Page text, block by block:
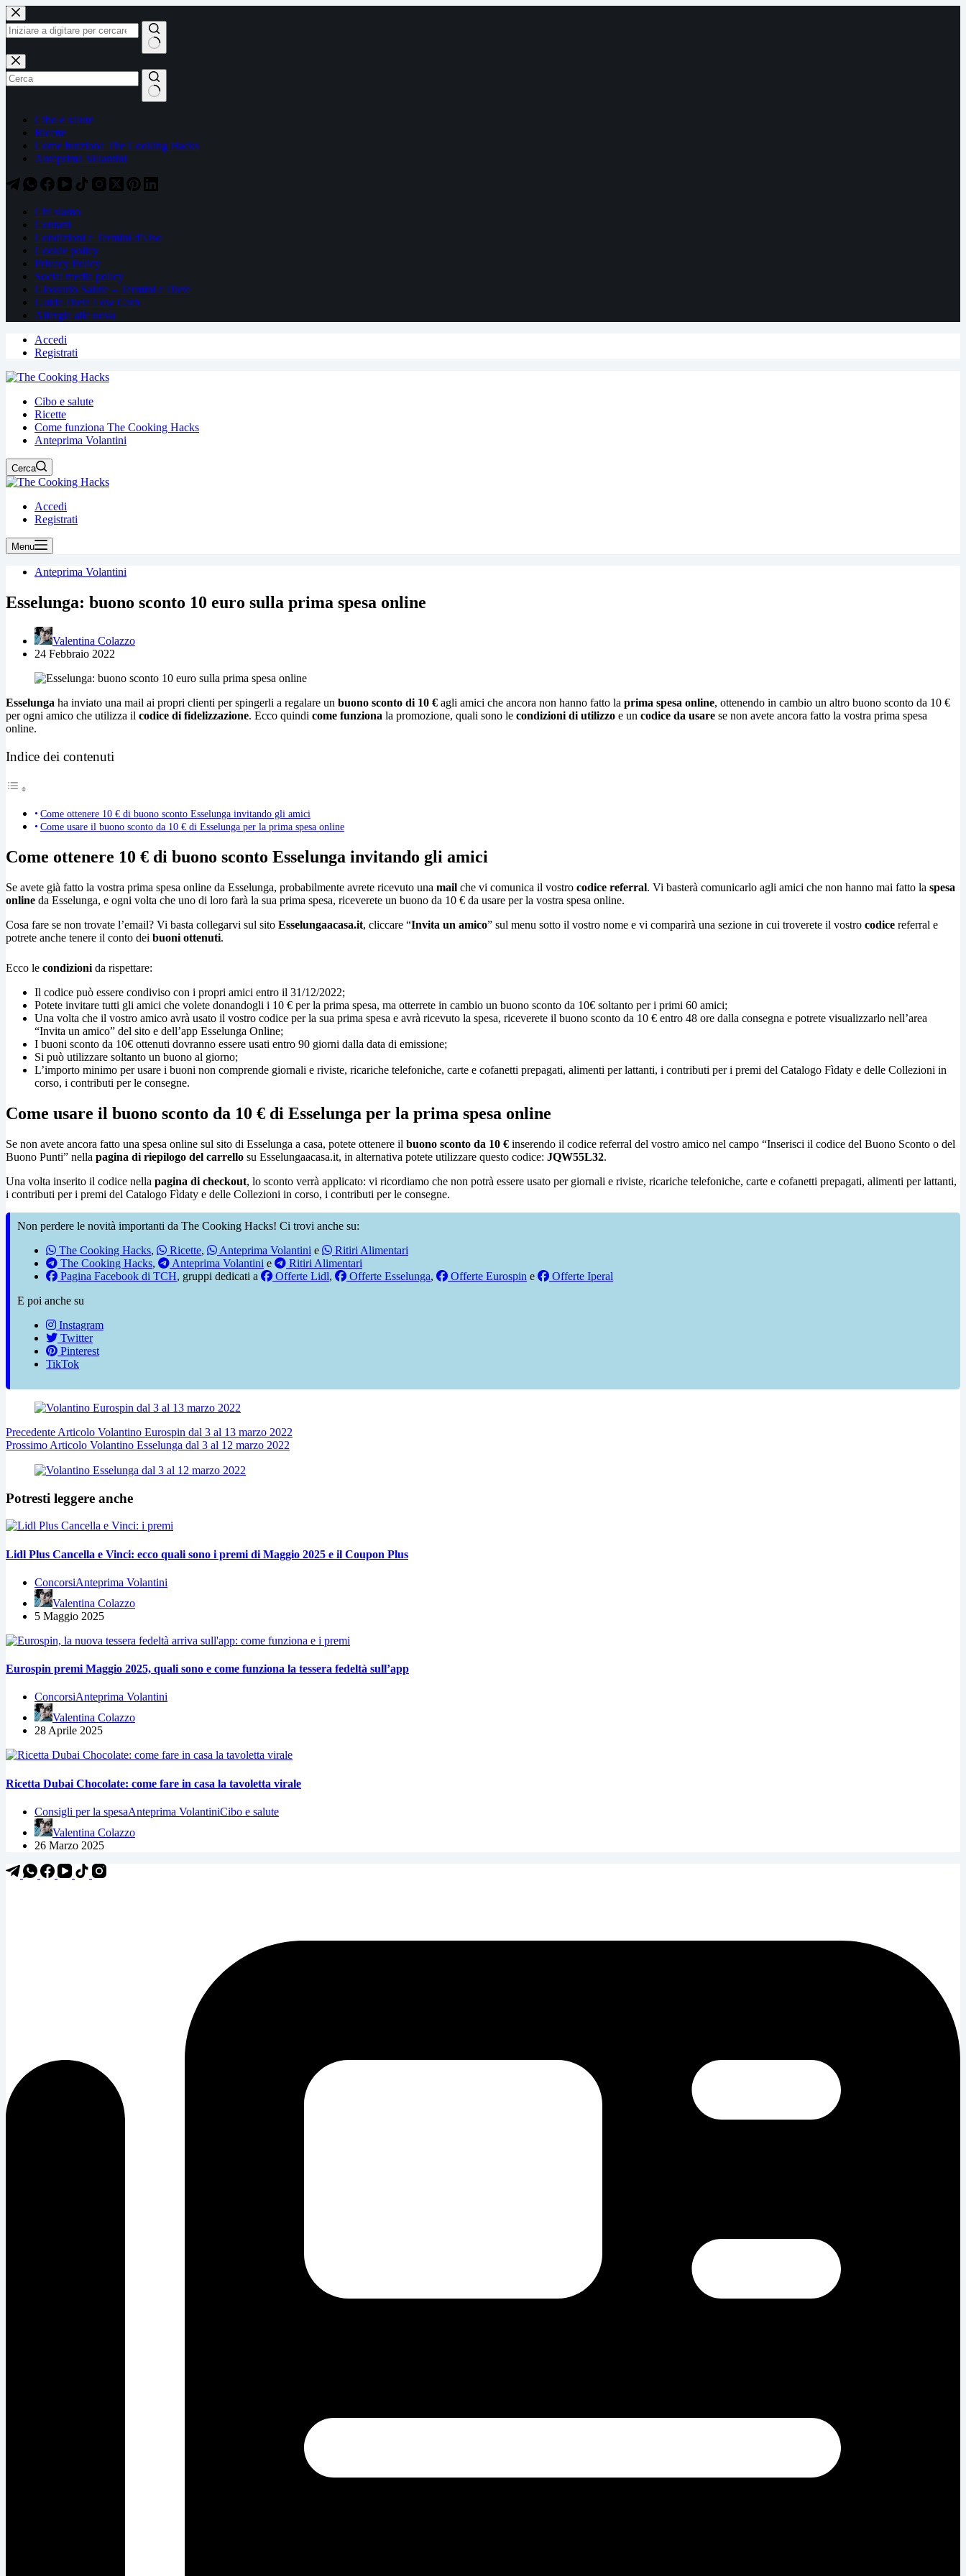
Salta
al
contenuto
Salta
al
contenuto
Nessun
risultato
Cibo e salute
Ricette
Come funziona The Cooking Hacks
Anteprima Volantini
Chi siamo
Contatti
Condizioni e Termini d’Uso
Cookie policy
Privacy Policy
Social media policy
Glossario Salute – Termini e Diete
Guida Dieta Low Carb
Allergia alle uova
Accedi
Registrati
Cibo e salute
Ricette
Come funziona The Cooking Hacks
Anteprima Volantini
Cerca
Accedi
Registrati
Menu
Anteprima Volantini
Esselunga: buono sconto 10 euro sulla prima spesa online
Valentina Colazzo
24 Febbraio 2022
Esselunga ha inviato una mail ai propri clienti per spingerli a regalare un buono sconto di 10 € agli amici che ancora non hanno fatto la prima spesa online, ottenendo in cambio un altro buono sconto da 10 €
per ogni amico che utilizza il codice di fidelizzazione. Ecco quindi come funziona la promozione, quali sono le condizioni di utilizzo e un codice da usare se non avete ancora fatto la vostra prima spesa
online.
Indice dei contenuti
Come ottenere 10 € di buono sconto Esselunga invitando gli amici
Come usare il buono sconto da 10 € di Esselunga per la prima spesa online
Come ottenere 10 € di buono sconto Esselunga invitando gli amici
Se avete già fatto la vostra prima spesa online da Esselunga, probabilmente avrete ricevuto una mail che vi comunica il vostro codice referral. Vi basterà comunicarlo agli amici che non hanno mai fatto la spesa
online da Esselunga, e ogni volta che uno di loro farà la sua prima spesa, riceverete un buono da 10 € da usare per la vostra spesa online.
Cosa fare se non trovate l’email? Vi basta collegarvi sul sito Esselungaacasa.it, cliccare “Invita un amico” sul menu sotto il vostro nome e vi comparirà una sezione in cui troverete il vostro codice referral e
potrete anche tenere il conto dei buoni ottenuti.
Ecco le condizioni da rispettare:
Il codice può essere condiviso con i propri amici entro il 31/12/2022;
Potete invitare tutti gli amici che volete donandogli i 10 € per la prima spesa, ma otterrete in cambio un buono sconto da 10€ soltanto per i primi 60 amici;
Una volta che il vostro amico avrà usato il vostro codice per la sua prima spesa e avrà ricevuto la spesa, riceverete il buono sconto da 10 € entro 48 ore dalla consegna e potrete visualizzarlo nell’area
“Invita un amico” del sito e dell’app Esselunga Online;
I buoni sconto da 10€ ottenuti dovranno essere usati entro 90 giorni dalla data di emissione;
Si può utilizzare soltanto un buono al giorno;
L’importo minimo per usare i buoni non comprende giornali e riviste, ricariche telefoniche, carte e cofanetti prepagati, alimenti per lattanti, i contributi per i premi del Catalogo Fìdaty e delle Collezioni in
corso, i contributi per le consegne.
Come usare il buono sconto da 10 € di Esselunga per la prima spesa online
Se non avete ancora fatto una spesa online sul sito di Esselunga a casa, potete ottenere il buono sconto da 10 € inserendo il codice referral del vostro amico nel campo “Inserisci il codice del Buono Sconto o del
Buono Punti” nella pagina di riepilogo del carrello su Esselungaacasa.it, in alternativa potete utilizzare questo codice: JQW55L32.
Una volta inserito il codice nella pagina di checkout, lo sconto verrà applicato: vi ricordiamo che non potrà essere usato per giornali e riviste, ricariche telefoniche, carte e cofanetti prepagati, alimenti per lattanti,
i contributi per i premi del Catalogo Fìdaty e delle Collezioni in corso, i contributi per le consegne.
Non perdere le novità importanti da The Cooking Hacks! Ci trovi anche su:
The Cooking Hacks, Ricette, Anteprima Volantini e
Ritiri Alimentari
The Cooking Hacks, Anteprima Volantini e
Ritiri Alimentari
Pagina Facebook di TCH, gruppi dedicati a Offerte Lidl, Offerte Esselunga, Offerte Eurospin e
Offerte Iperal
E poi anche su
Instagram
Twitter
Pinterest
TikTok
Precedente Articolo Volantino Eurospin dal 3 al 13 marzo 2022
Prossimo Articolo Volantino Esselunga dal 3 al 12 marzo 2022
Potresti leggere anche
Lidl Plus Cancella e Vinci: ecco quali sono i premi di Maggio 2025 e il Coupon Plus
ConcorsiAnteprima Volantini
Valentina Colazzo
5 Maggio 2025
Eurospin premi Maggio 2025, quali sono e come funziona la tessera fedeltà sull’app
ConcorsiAnteprima Volantini
Valentina Colazzo
28 Aprile 2025
Ricetta Dubai Chocolate: come fare in casa la tavoletta virale
Consigli per la spesaAnteprima VolantiniCibo e salute
Valentina Colazzo
26 Marzo 2025